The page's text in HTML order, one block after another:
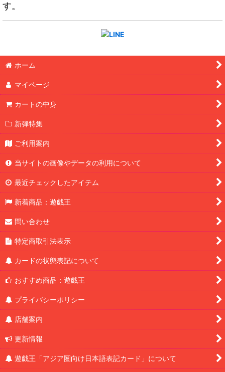
す。
ホーム
マイページ
カートの中身
新弾特集
ご利用案内
当サイトの画像やデータの利用について
最近チェックしたアイテム
新着商品：遊戯王
問い合わせ
特定商取引法表示
カードの状態表記について
おすすめ商品：遊戯王
プライバシーポリシー
店舗案内
更新情報
遊戯王「アジア圏向け日本語表記カード」について